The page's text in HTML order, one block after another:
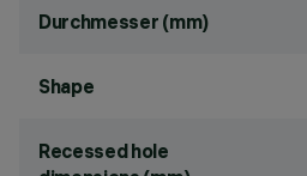
Durchmesser (mm)
Shape
Recessed hole